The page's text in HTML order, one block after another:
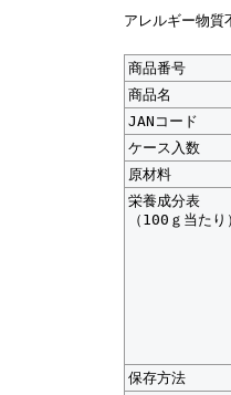
アレルギー物質
商品番号
商品名
JANコード
ケース入数
原材料
栄養成分表
（100ｇ当たり
保存方法